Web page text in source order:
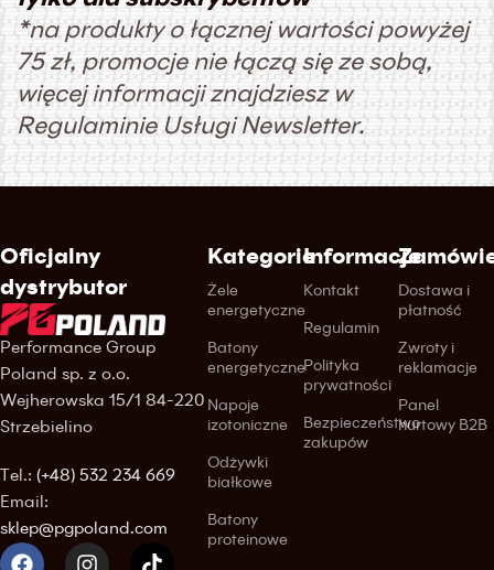
*na produkty o łącznej wartości powyżej
75 zł, promocje nie łączą się ze sobą,
więcej informacji znajdziesz w
Regulaminie Usługi Newsletter.
Oficjalny
dystrybutor
Performance Group
Poland sp. z o.o.
Wejherowska 15/1 84-220
Strzebielino
Tel.: (+48) 532 234 669
Email:
sklep@pgpoland.com
Kategorie
Żele
energetyczne
Batony
energetyczne
Napoje
izotoniczne
Odżywki
białkowe
Batony
proteinowe
Informacje
Kontakt
Regulamin
Polityka
prywatności
Bezpieczeństwo
zakupów
Dostawa i
płatność
Zwroty i
reklamacje
Panel
hurtowy B2B